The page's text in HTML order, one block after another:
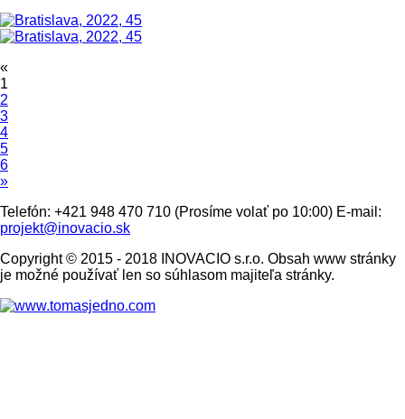
«
1
2
3
4
5
6
»
Telefón: +421 948 470 710 (Prosíme volať po 10:00) E-mail:
projekt@inovacio.sk
Copyright © 2015 - 2018 INOVACIO s.r.o. Obsah www stránky
je možné používať len so súhlasom majiteľa stránky.